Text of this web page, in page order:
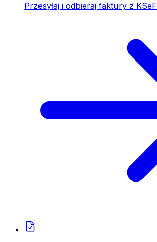
Przesyłaj i odbieraj faktury z KSeF